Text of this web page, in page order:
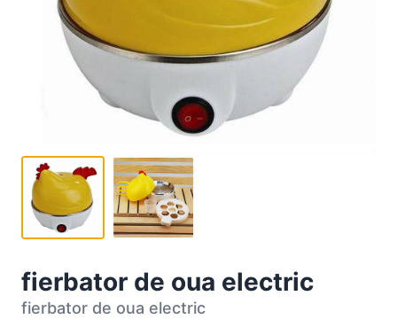
fierbator de oua electric
fierbator de oua electric